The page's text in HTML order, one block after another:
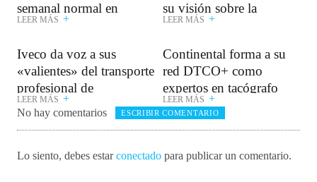
semanal normal en
cabina
LEER MÁS +
su visión sobre la
digitalización del
LEER MÁS +
Iveco da voz a sus
«valientes» del transporte
profesional de
mercancías
LEER MÁS +
Continental forma a su
red DTCO+ como
expertos en tacógrafo
LEER MÁS +
No hay comentarios
ESCRIBIR COMENTARIO
Lo siento, debes estarconectado para publicar un comentario.